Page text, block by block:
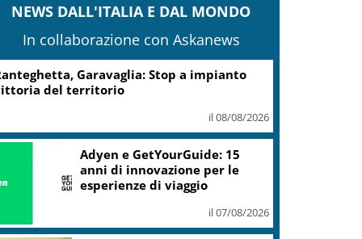
NEWS DALL'ITALIA E DAL MONDO
In collaborazione con Askanews
Turismo, Osservatorio
Telepass: +20% di interesse
il 07/08/2026
Liguria: 5,8 mln da piano Grandi
Beni Culturali
il 07/08/2026